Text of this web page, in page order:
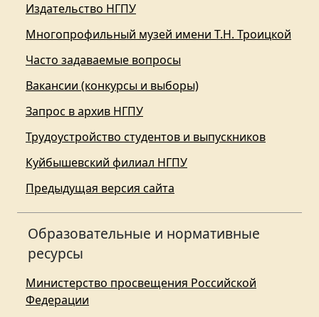
Издательство НГПУ
Многопрофильный музей имени Т.Н. Троицкой
Часто задаваемые вопросы
Вакансии (конкурсы и выборы)
Запрос в архив НГПУ
Трудоустройство студентов и выпускников
Куйбышевский филиал НГПУ
Предыдущая версия сайта
Образовательные и нормативные
ресурсы
Министерство просвещения Российской
Федерации